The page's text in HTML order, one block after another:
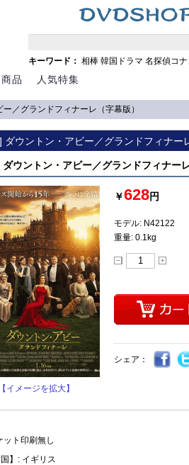
キーワード： 相棒 韓国ドラマ 名探偵コナ
品 人気特集
／グランドフィナーレ（字幕版）
ダウントン・アビー／グランドフィナー
ウントン・アビー／グランドフィナー
【イメージを拡大】
￥628円
モデル: N42122
重量: 0.1kg
シェア：
ット印刷無し
国】: イギリス